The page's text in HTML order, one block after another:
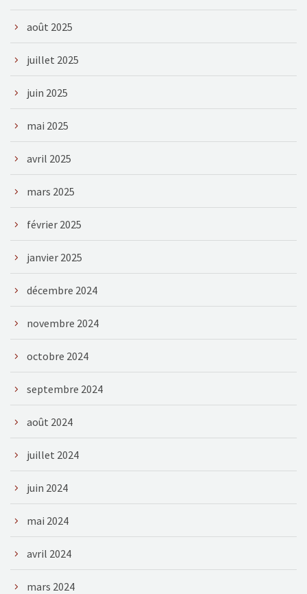
août 2025
juillet 2025
juin 2025
mai 2025
avril 2025
mars 2025
février 2025
janvier 2025
décembre 2024
novembre 2024
octobre 2024
septembre 2024
août 2024
juillet 2024
juin 2024
mai 2024
avril 2024
mars 2024